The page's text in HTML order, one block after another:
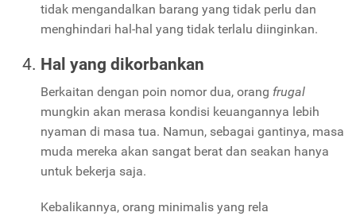
tidak mengandalkan barang yang tidak perlu dan
menghindari hal-hal yang tidak terlalu diinginkan.
Hal yang dikorbankan
Berkaitan dengan poin nomor dua, orang frugal
mungkin akan merasa kondisi keuangannya lebih
nyaman di masa tua. Namun, sebagai gantinya, masa
muda mereka akan sangat berat dan seakan hanya
untuk bekerja saja.
Kebalikannya, orang minimalis yang rela